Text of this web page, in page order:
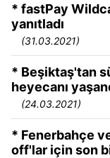
* fastPay
yanıtladı
(31.03.2021)
* Beşiktaş'tan
heyecanı
(24.03.2021)
* Fenerbahçe
off'lar için son